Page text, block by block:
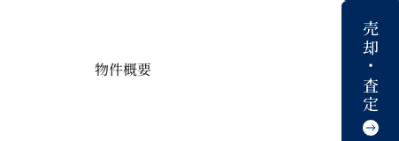
物件概要
売却・査定